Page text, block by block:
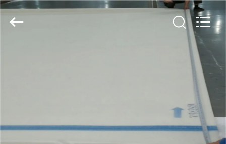
مسكن
منتجات
معلومات
عنا
2026
HUATAO
LOVER
LTD.
Rights